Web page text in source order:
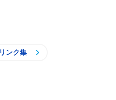
リンク集